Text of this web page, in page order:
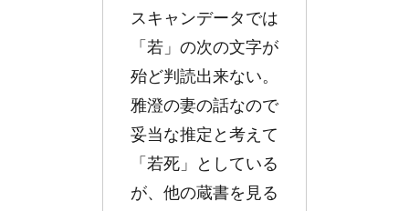
スキャンデータでは
「若」の次の文字が
殆ど判読出来ない。
雅澄の妻の話なので
妥当な推定と考えて
「若死」としている
が、他の蔵書を見る